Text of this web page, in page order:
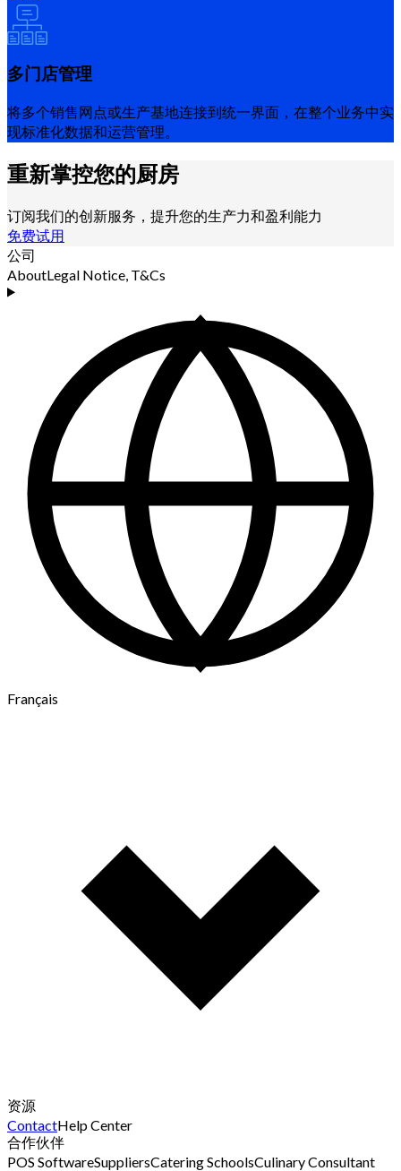
多门店管理
将多个销售网点或生产基地连接到统一界面，在整个业务中实
现标准化数据和运营管理。
重新掌控您的厨房
订阅我们的创新服务，提升您的生产力和盈利能力
免费试用
公司
AboutLegal Notice, T&Cs
Français
资源
ContactHelp Center
合作伙伴
POS SoftwareSuppliersCatering SchoolsCulinary Consultant